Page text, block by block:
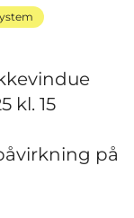
kl. 15
på